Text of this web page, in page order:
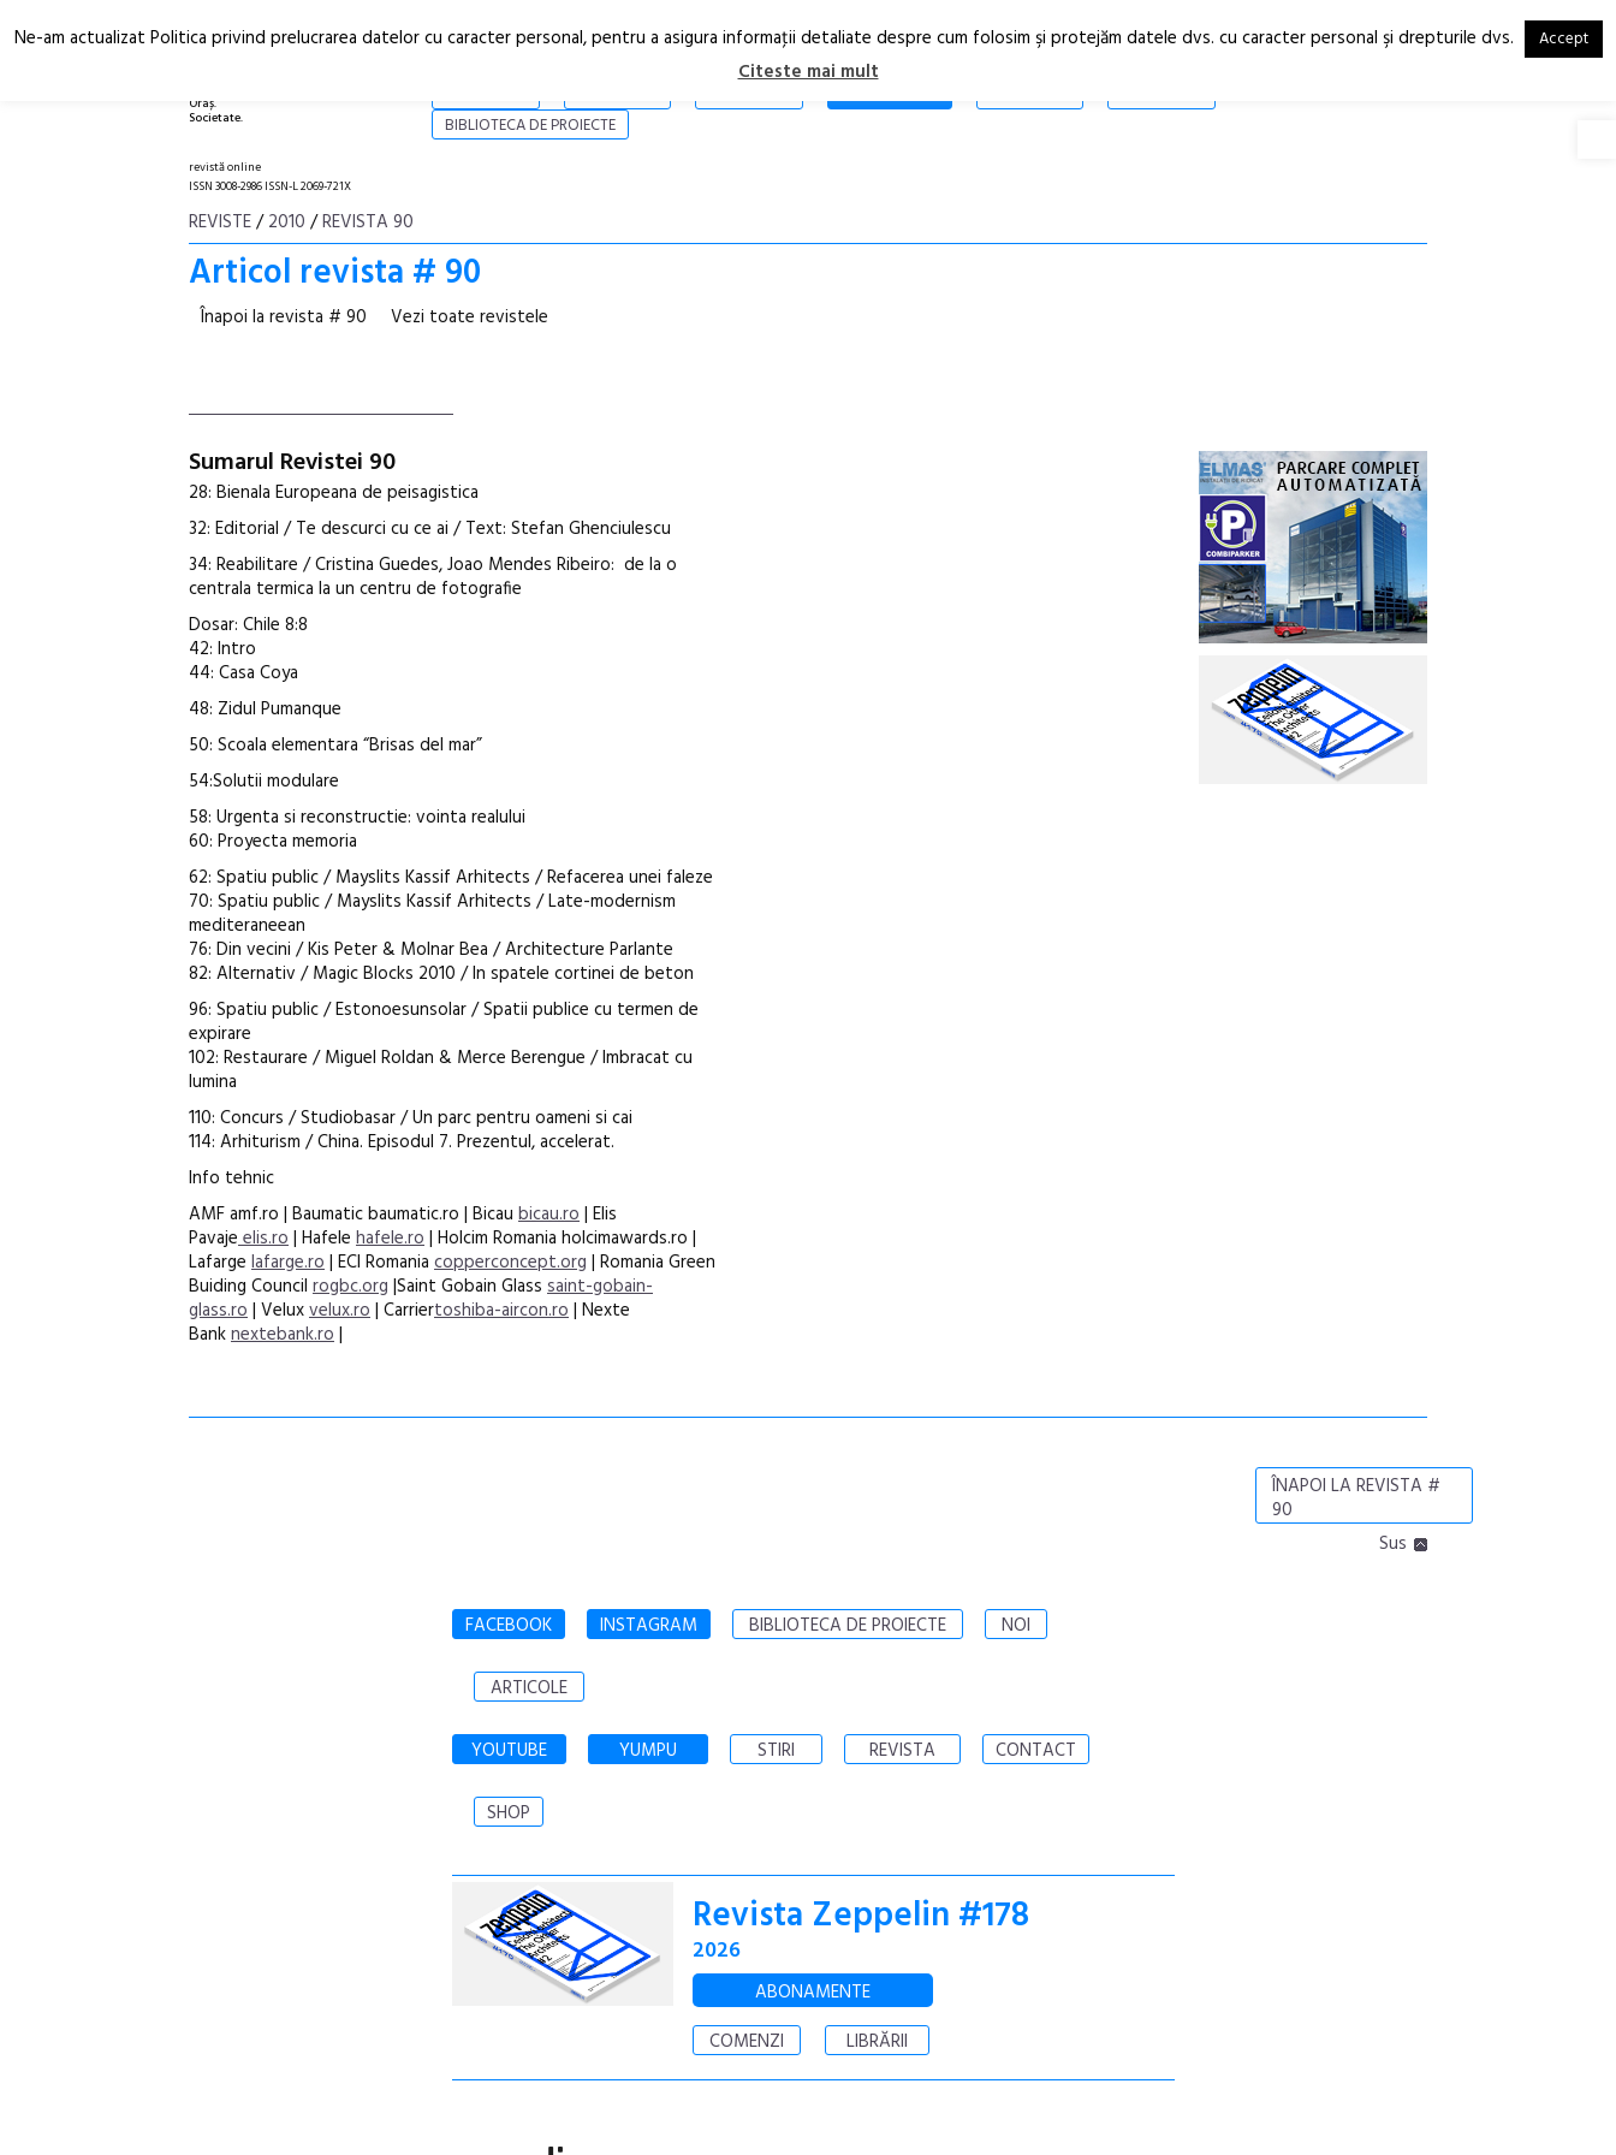
Oraș.
Societate.
RO
EN
REVISTA PRINT
BIBLIOTECA DE PROIECTE
revistă online
ISSN 3008-2986 ISSN-L 2069-721X
REVISTE/2010 /REVISTA 90
Articol revista # 90
Înapoi la revista # 90 Vezi toate revistele
Sumarul Revistei 90
28: Bienala Europeana de peisagistica
32: Editorial / Te descurci cu ce ai / Text: Stefan Ghenciulescu
34: Reabilitare / Cristina Guedes, Joao Mendes Ribeiro: de la o
centrala termica la un centru de fotografie
Dosar: Chile 8:8
42: Intro
44: Casa Coya
48: Zidul Pumanque
50: Scoala elementara “Brisas del mar”
54:Solutii modulare
58: Urgenta si reconstructie: vointa realului
60: Proyecta memoria
62: Spatiu public / Mayslits Kassif Arhitects / Refacerea unei faleze
70: Spatiu public / Mayslits Kassif Arhitects / Late-modernism
mediteraneean
76: Din vecini / Kis Peter & Molnar Bea / Architecture Parlante
82: Alternativ / Magic Blocks 2010 / In spatele cortinei de beton
96: Spatiu public / Estonoesunsolar / Spatii publice cu termen de
expirare
102: Restaurare / Miguel Roldan & Merce Berengue / Imbracat cu
lumina
110: Concurs / Studiobasar / Un parc pentru oameni si cai
114: Arhiturism / China. Episodul 7. Prezentul, accelerat.
Info tehnic
AMF amf.ro | Baumatic baumatic.ro | Bicau bicau.ro| Elis
Pavajeelis.ro| Hafele hafele.ro| Holcim Romania holcimawards.ro |
Lafarge lafarge.ro| ECI Romania copperconcept.org | Romania Green
Buiding Council rogbc.org |Saint Gobain Glass saint-gobain-
glass.ro| Veluxvelux.ro| Carriertoshiba-aircon.ro| Nexte
Banknextebank.ro|
ÎNAPOI LA REVISTA #
90
Sus
FACEBOOK INSTAGRAM BIBLIOTECA DE PROIECTE NOI
ARTICOLE
YOUTUBE YUMPU STIRI REVISTA CONTACT
SHOP
Revista Zeppelin #178
2026
ABONAMENTE
COMENZI
LIBRĂRII
Ne-am actualizat Politica privind prelucrarea datelor cu caracter personal, pentru a asigura informaţii detaliate despre cum folosim şi protejăm datele dvs. cu caracter personal şi drepturile dvs. Accept
Citeste mai mult